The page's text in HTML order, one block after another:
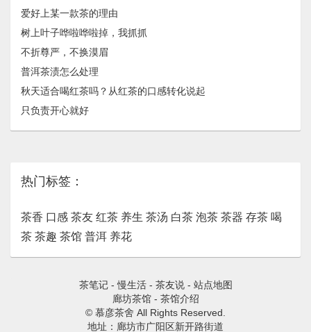
爱好上某一款茶的理由
树上叶子哗啦哗啦掉，我抓抓
不折尊严，不换漠眉
普洱茶渍怎么处理
秋天适合喝红茶吗？从红茶的口感转化说起
只负责开心就好
热门标签：
茶香 口感 茶友 红茶 养生 茶汤 白茶 泡茶 茶器 存茶 喝
茶 茶趣 茶馆 普洱 养花
茶笔记-慢生活- 茶友说- 站点地图
廊坊茶馆- 茶馆介绍
© 慕彦茶舍 All Rights Reserved.
地址：廊坊市广阳区新开路街道